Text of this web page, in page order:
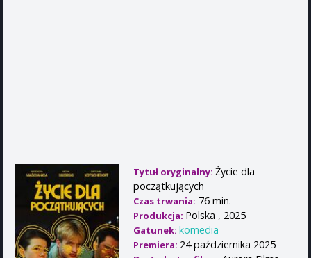
Tytuł oryginalny: Życie dla
początkujących
Czas trwania: 76 min.
Produkcja: Polska , 2025
Gatunek: komedia
Premiera: 24 października 2025